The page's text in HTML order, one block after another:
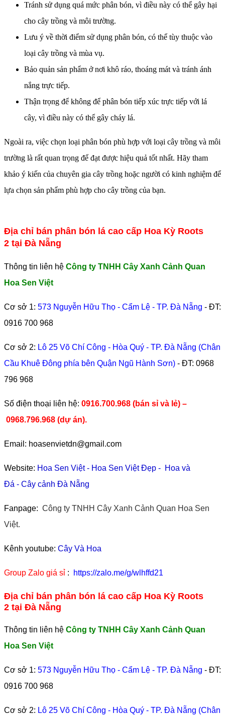
Tránh sử dụng quá mức phân bón, vì điều này có thể gây hại
cho cây trồng và môi trường.
Lưu ý về thời điểm sử dụng phân bón, có thể tùy thuộc vào
loại cây trồng và mùa vụ.
Bảo quản sản phẩm ở nơi khô ráo, thoáng mát và tránh ánh
nắng trực tiếp.
Thận trọng để không để phân bón tiếp xúc trực tiếp với lá
cây, vì điều này có thể gây cháy lá.
Ngoài ra, việc chọn loại phân bón phù hợp với loại cây trồng và môi
trường là rất quan trọng để đạt được hiệu quả tốt nhất. Hãy tham
khảo ý kiến ​​của chuyên gia cây trồng hoặc người có kinh nghiệm để
lựa chọn sản phẩm phù hợp cho cây trồng của bạn.
Địa chỉ bán phân bón lá cao cấp Hoa Kỳ Roots
2 tại Đà Nẵng
Thông tin liên hệ Công ty TNHH Cây Xanh Cảnh Quan
Hoa Sen Việt
Cơ sở 1: 573 Nguyễn Hữu Thọ - Cẩm Lệ - TP. Đà Nẵng - ĐT:
0916 700 968
Cơ sở 2: Lô 25 Võ Chí Công - Hòa Quý - TP. Đà Nẵng (Chân
Cầu Khuê Đông phía bên Quận Ngũ Hành Sơn) - ĐT: 0968
796 968
​Số điện thoại liên hệ: 0916.700.968 (bán sỉ và lẻ) –
0968.796.968 (dự án).
Email: hoasenvietdn@gmail.com
Website: Hoa Sen Việt- Hoa Sen Việt Đẹp - Hoa và
Đá - Cây cảnh Đà Nẵng
Fanpage: Công ty TNHH Cây Xanh Cảnh Quan Hoa Sen
Việt.
Kênh youtube: Cây Và Hoa
Group Zalo giá sỉ : https://zalo.me/g/wlhffd21
Địa chỉ bán phân bón lá cao cấp Hoa Kỳ Roots
2 tại Đà Nẵng
Thông tin liên hệ Công ty TNHH Cây Xanh Cảnh Quan
Hoa Sen Việt
Cơ sở 1: 573 Nguyễn Hữu Thọ - Cẩm Lệ - TP. Đà Nẵng - ĐT:
0916 700 968
Cơ sở 2: Lô 25 Võ Chí Công - Hòa Quý - TP. Đà Nẵng (Chân